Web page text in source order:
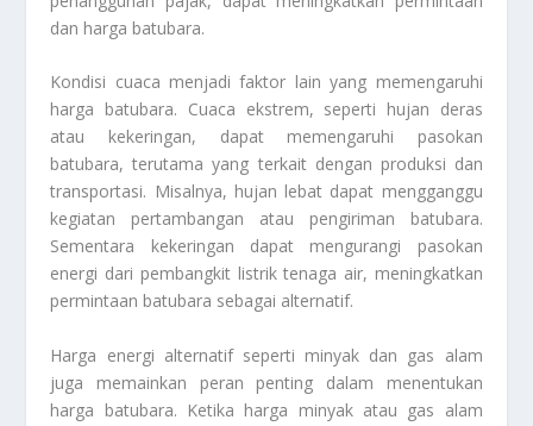
dan harga batubara.
Kondisi cuaca menjadi faktor lain yang memengaruhi
harga batubara. Cuaca ekstrem, seperti hujan deras
atau kekeringan, dapat memengaruhi pasokan
batubara, terutama yang terkait dengan produksi dan
transportasi. Misalnya, hujan lebat dapat mengganggu
kegiatan pertambangan atau pengiriman batubara.
Sementara kekeringan dapat mengurangi pasokan
energi dari pembangkit listrik tenaga air, meningkatkan
permintaan batubara sebagai alternatif.
Harga energi alternatif seperti minyak dan gas alam
juga memainkan peran penting dalam menentukan
harga batubara. Ketika harga minyak atau gas alam